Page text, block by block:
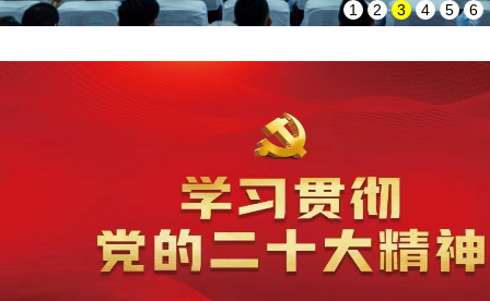
1 2 3 4 5 6